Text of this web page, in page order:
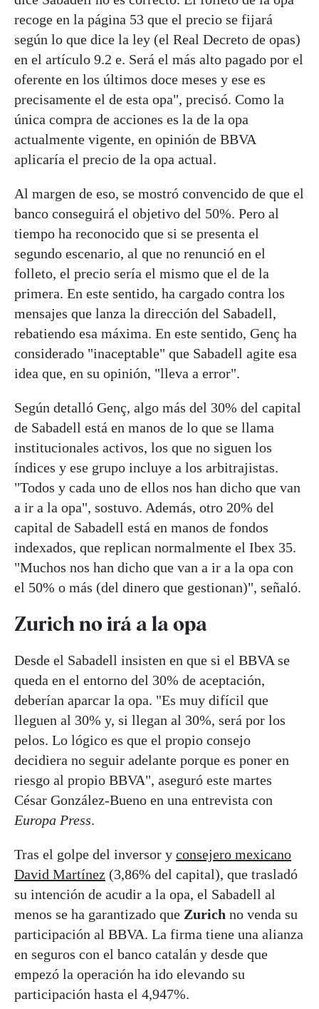
recoge en la página 53 que el precio se fijará
según lo que dice la ley (el Real Decreto de opas)
en el artículo 9.2 e. Será el más alto pagado por el
oferente en los últimos doce meses y ese es
precisamente el de esta opa", precisó. Como la
única compra de acciones es la de la opa
actualmente vigente, en opinión de BBVA
aplicaría el precio de la opa actual.
Al margen de eso, se mostró convencido de que el
banco conseguirá el objetivo del 50%. Pero al
tiempo ha reconocido que si se presenta el
segundo escenario, al que no renunció en el
folleto, el precio sería el mismo que el de la
primera. En este sentido, ha cargado contra los
mensajes que lanza la dirección del Sabadell,
rebatiendo esa máxima. En este sentido, Genç ha
considerado "inaceptable" que Sabadell agite esa
idea que, en su opinión, "lleva a error".
Según detalló Genç, algo más del 30% del capital
de Sabadell está en manos de lo que se llama
institucionales activos, los que no siguen los
índices y ese grupo incluye a los arbitrajistas.
"Todos y cada uno de ellos nos han dicho que van
a ir a la opa", sostuvo. Además, otro 20% del
capital de Sabadell está en manos de fondos
indexados, que replican normalmente el Ibex 35.
"Muchos nos han dicho que van a ir a la opa con
el 50% o más (del dinero que gestionan)", señaló.
Zurich no irá a la opa
Desde el Sabadell insisten en que si el BBVA se
queda en el entorno del 30% de aceptación,
deberían aparcar la opa. "Es muy difícil que
lleguen al 30% y, si llegan al 30%, será por los
pelos. Lo lógico es que el propio consejo
decidiera no seguir adelante porque es poner en
riesgo al propio BBVA", aseguró este martes
César González-Bueno en una entrevista con
Europa Press.
Tras el golpe del inversor y consejero mexicano
David Martínez (3,86% del capital), que trasladó
su intención de acudir a la opa, el Sabadell al
menos se ha garantizado que Zurich no venda su
participación al BBVA. La firma tiene una alianza
en seguros con el banco catalán y desde que
empezó la operación ha ido elevando su
participación hasta el 4,947%.